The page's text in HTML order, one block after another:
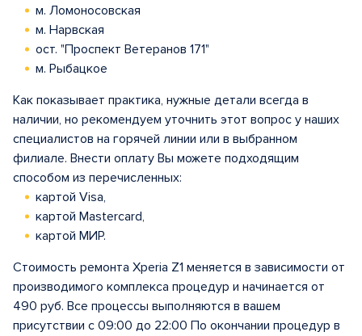
м. Ломоносовская
м. Нарвская
ост. "Проспект Ветеранов 171"
м. Рыбацкое
Как показывает практика, нужные детали всегда в
наличии, но рекомендуем уточнить этот вопрос у наших
специалистов на горячей линии или в выбранном
филиале. Внести оплату Вы можете подходящим
способом из перечисленных:
картой Visa,
картой Mastercard,
картой МИР.
Стоимость ремонта Xperia Z1 меняется в зависимости от
производимого комплекса процедур и начинается от
490 руб. Все процессы выполняются в вашем
присутствии с 09:00 до 22:00 По окончании процедур в